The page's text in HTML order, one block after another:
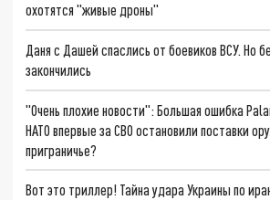
охотятся "живые дроны"
Даня с Дашей спаслись от боевиков ВСУ. Но
закончились
"Очень плохие новости": Большая ошибка
НАТО впервые за СВО остановили поставки
приграничье?
Вот это триллер! Тайна удара Украины по